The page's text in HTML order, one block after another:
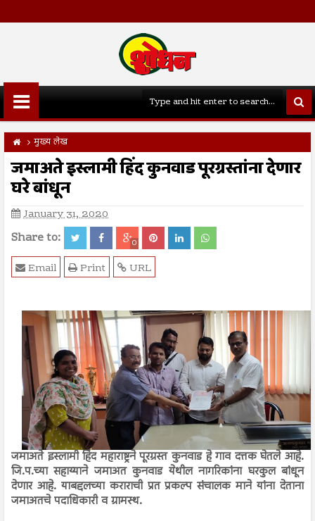
मुख्य लेख
जमाअते इस्लामी हिंद कुनवाड पूरग्रस्तांना देणार
घरे बांधून
January 31, 2020
Share to: 0
URL
Print
Email
जमाअते इस्लामी हिंद महाराष्ट्रने पूरग्रस्त कुनवाड हे गाव दत्तक घेतले आहे.
जि.प.च्या सहाय्याने जमाअत कुनवाड येथील नागरिकांना घरकुल बांधून
देणार आहे. याबद्दलच्या कराराची प्रत प्रकल्प संचालक माने यांना देताना
जमाअतचे पदाधिकारी व ग्रामस्थ.